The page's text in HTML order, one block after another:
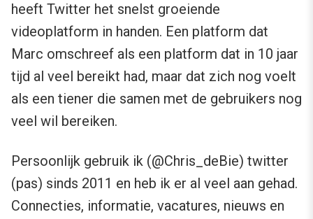
heeft Twitter het snelst groeiende
videoplatform in handen. Een platform dat
Marc omschreef als een platform dat in 10 jaar
tijd al veel bereikt had, maar dat zich nog voelt
als een tiener die samen met de gebruikers nog
veel wil bereiken.
Persoonlijk gebruik ik (@Chris_deBie) twitter
(pas) sinds 2011 en heb ik er al veel aan gehad.
Connecties, informatie, vacatures, nieuws en